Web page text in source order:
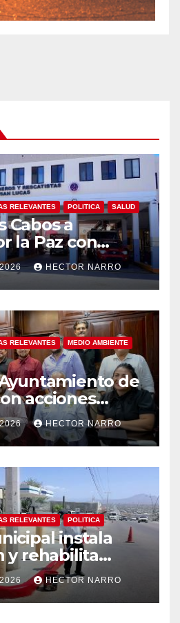
RELEVANTES POLITICA SALUD
Cabos a
la Paz con
en primeros
jóvenes
2026 HECTOR NARRO
RELEVANTES MEDIO AMBIENTE
de
acciones
lluvias en el
2026 HECTOR NARRO
RELEVANTES POLITICA
instala
y rehabilita
en Los
2026 HECTOR NARRO